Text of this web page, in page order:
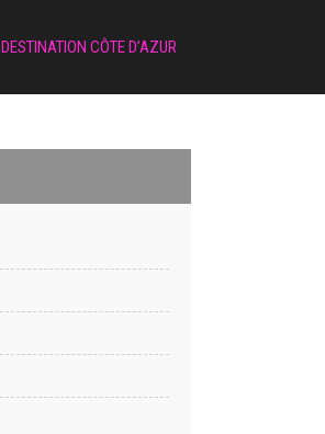
DESTINATION CÔTE D’AZUR